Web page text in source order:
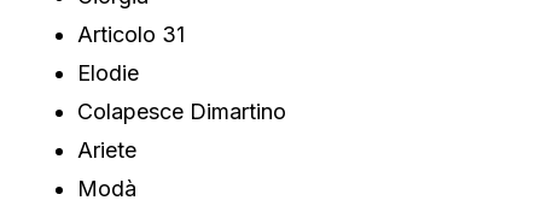
Articolo 31
Elodie
Colapesce Dimartino
Ariete
Modà